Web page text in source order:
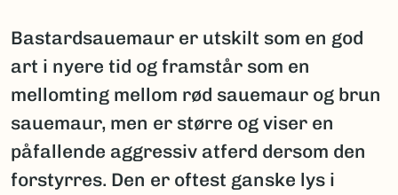
Bastardsauemaur er utskilt som en god
art i nyere tid og framstår som en
mellomting mellom rød sauemaur og brun
sauemaur, men er større og viser en
påfallende aggressiv atferd dersom den
forstyrres. Den er oftest ganske lys i